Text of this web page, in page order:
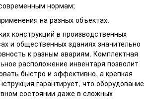
нормам;
на разных объектах.
конструкций в производственных
и общественных зданиях значительно
к разным авариям. Комплектная
расположение инвентаря позволит
быстро и эффективно, а крепкая
гарантирует, что оборудование
состоянии даже в сложных